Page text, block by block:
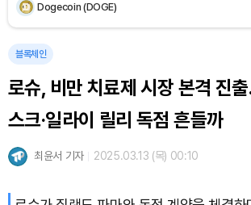
Dogecoin (DOGE)
Bitcoin (BTC)
블록체인
로슈, 비만 치료제 시장 본격 진
스크·일라이 릴리 독점 흔들까
최윤서 기자 2025.03.13 (목) 00:10